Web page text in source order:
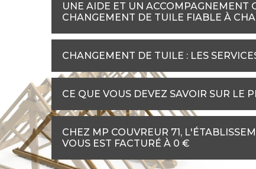
UNE AIDE ET UN ACCOMPAGNEMENT
CHANGEMENT DE TUILE FIABLE À
CHANGEMENT DE TUILE : LES
CE QUE VOUS DEVEZ SAVOIR SUR LE
CHEZ MP COUVREUR 71,
VOUS EST FACTURÉ À 0 €